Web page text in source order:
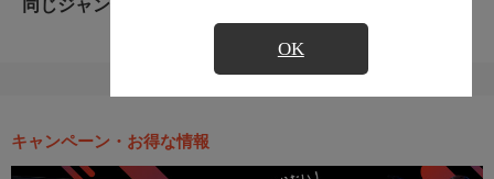
OK
同じジャンルのおすすめ番組
キャンペーン・お得な情報